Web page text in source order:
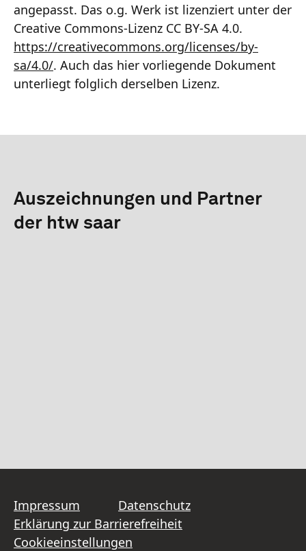
angepasst. Das o.g. Werk ist lizenziert unter der
Creative Commons-Lizenz CC BY-SA 4.0.
https://creativecommons.org/licenses/by-
sa/4.0/. Auch das hier vorliegende Dokument
unterliegt folglich derselben Lizenz.
Auszeichnungen und Partner
der htw saar
Impressum
Datenschutz
Erklärung zur Barrierefreiheit
Cookieeinstellungen